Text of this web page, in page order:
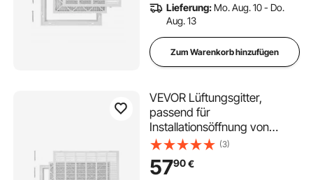
Lieferung: Mo. Aug. 10 - Do.
Aug. 13
Zum Warenkorb hinzufügen
VEVOR Lüftungsgitter,
passend für
Installationsöffnung von
75,5x50,5 cm, Filter im
Lieferumfang enthalten,
Abluftgitter, Lamellengitter für
(3)
5790€